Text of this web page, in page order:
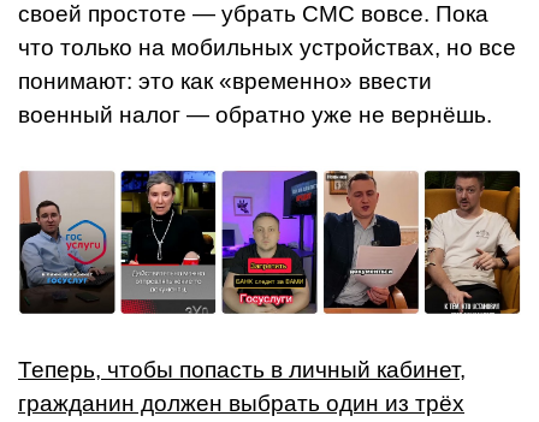
своей простоте — убрать СМС вовсе. Пока
что только на мобильных устройствах, но все
понимают: это как «временно» ввести
военный налог — обратно уже не вернёшь.
Теперь, чтобы попасть в личный кабинет,
гражданин должен выбрать один из трёх